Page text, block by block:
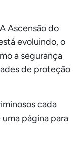
Ascensão do
evoluindo, o
a segurança
de proteção
cada
página para